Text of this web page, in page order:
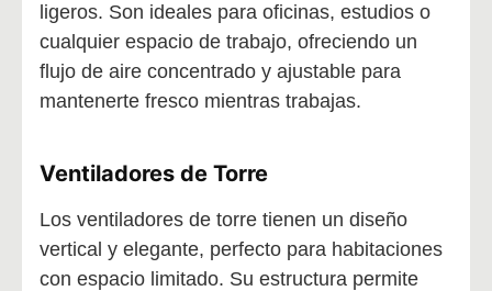
ligeros. Son ideales para oficinas, estudios o
cualquier espacio de trabajo, ofreciendo un
flujo de aire concentrado y ajustable para
mantenerte fresco mientras trabajas.
Ventiladores de Torre
Los ventiladores de torre tienen un diseño
vertical y elegante, perfecto para habitaciones
con espacio limitado. Su estructura permite